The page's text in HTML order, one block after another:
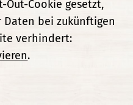
Out-Cookie gesetzt,
Daten bei zukünftigen
verhindert:
.